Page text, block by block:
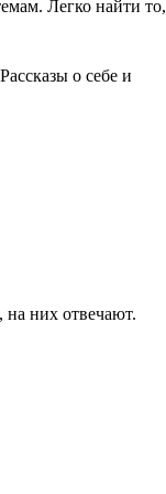
Легко найти то,
о себе и
них отвечают.